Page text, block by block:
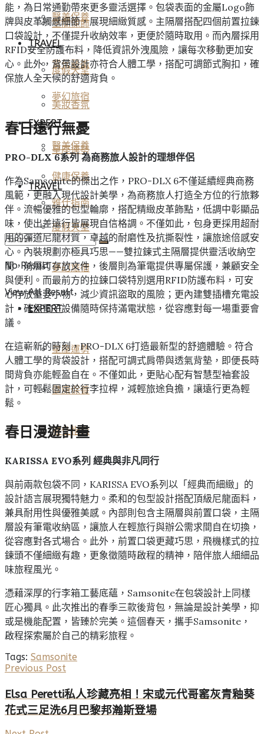
空間傢飾
當代藝術
美妝香氛
醫美保養
TRAVEL
度假天堂
夢幻旅宿
EXPERT
星座運勢
健康保養
雅仕指南
醫美保養
TRAVEL
度假天堂
夢幻旅宿
EXPERT
星座運勢
健康保養
雅仕指南
No Result
View All Result
能，為日常通勤帶來更多靈活選擇。包袋表面的金屬Logo飾
牌與皮革觸感細節，展現細緻質感。主隔層搭配四個前置拉鍊
口袋設計，不僅提升收納效率，更便於隨時取用。而內層採用
RFID安全防護布料，降低資訊外洩風險，讓每次移動更加安
心。此外，背帶設計亦符合人體工學，搭配可調節式胸扣，確
保旅人全天候的舒適背負。
春日遠行無憂
PRO-DLX 6系列 為商務旅人設計的理想伴侶
作為Samsonite的傑出之作，PRO-DLX 6不僅延續經典商務
風範，更融入現代設計美學，為商務旅人打造全方位的行旅夥
伴。流暢優雅的包型輪廓，搭配精緻皮革飾點，低調中彰顯品
味，使出差遠行皆展現自信格調。不僅如此，包身更採用超耐
用的彈道尼龍材質，卓越的耐磨性及抗撕裂性，讓旅途倍感安
心。內裝規劃亦極具巧思——雙拉鍊式主隔層提供靈活收納空
間，前層可存放文件，後層則為筆電提供專屬保護，兼顧安全
與便利。而最前方的拉鍊口袋特別選用RFID防護布料，可安
心存放重要小物，減少資訊盜取的風險；更內建雙插槽充電設
計，確保電子設備隨時保持滿電狀態，從容應對每一場重要會
議。
在這嶄新的時刻，PRO-DLX 6打造最新型的舒適體驗。符合
人體工學的背袋設計，搭配可調式肩帶與透氣背墊，即便長時
間背負亦能輕盈自在。不僅如此，更貼心配有智慧型袖套設
計，可輕鬆固定於行李拉桿，減輕旅途負擔，讓遠行更為輕
鬆。
春日漫遊計畫
KARISSA EVO系列 經典與非凡同行
與前兩款包袋不同，KARISSA EVO系列以「經典而細緻」的
設計語言展現獨特魅力。柔和的包型設計搭配頂級尼龍面料，
兼具耐用性與優雅美感。內部則包含主隔層與前置口袋，主隔
層設有筆電收納區，讓旅人在輕旅行與辦公需求間自在切換，
從容應對各式場合。此外，前置口袋更藏巧思，飛機樣式的拉
鍊頭不僅細緻有趣，更象徵隨時啟程的精神，陪伴旅人細細品
味旅程風光。
憑藉深厚的行李箱工藝底蘊，Samsonite在包袋設計上同樣
匠心獨具。此次推出的春季三款後背包，無論是設計美學，抑
或是機能配置，皆臻於完美。這個春天，攜手Samsonite，
啟程探索屬於自己的精彩旅程。
Tags: Samsonite
Previous Post
Elsa Peretti私人珍藏亮相！宋或元代哥窰灰青釉葵
花式三足洗6月巴黎邦瀚斯登場